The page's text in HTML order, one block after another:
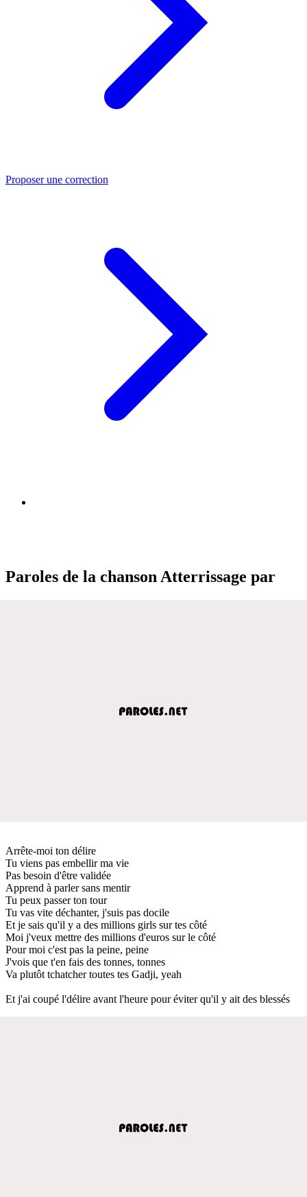
Proposer une correction
Paroles de la chanson Atterrissage par
Arrête-moi ton délire
Tu viens pas embellir ma vie
Pas besoin d'être validée
Apprend à parler sans mentir
Tu peux passer ton tour
Tu vas vite déchanter, j'suis pas docile
Et je sais qu'il y a des millions girls sur tes côté
Moi j'veux mettre des millions d'euros sur le côté
Pour moi c'est pas la peine, peine
J'vois que t'en fais des tonnes, tonnes
Va plutôt tchatcher toutes tes Gadji, yeah
Et j'ai coupé l'délire avant l'heure pour éviter qu'il y ait des blessés